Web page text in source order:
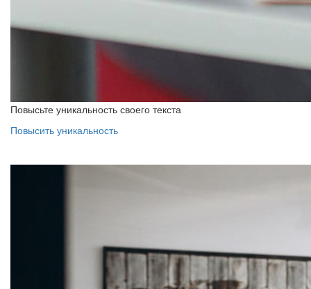
Повысьте уникальность своего текста
Повысить уникальность